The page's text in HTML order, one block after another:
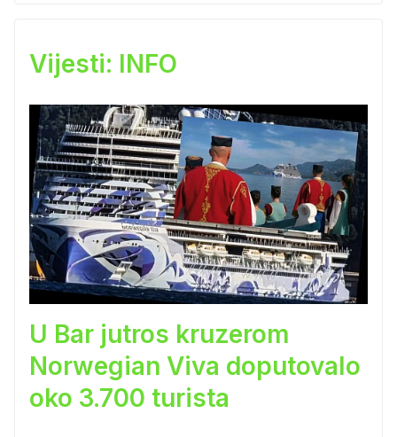
Vijesti: INFO
U Bar jutros kruzerom
Norwegian Viva doputovalo
oko 3.700 turista